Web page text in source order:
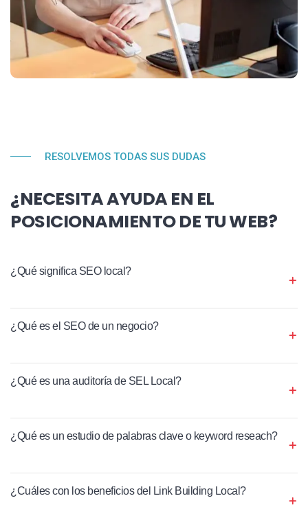
RESOLVEMOS TODAS SUS DUDAS
¿NECESITA AYUDA EN EL
POSICIONAMIENTO DE TU WEB?
¿Qué significa SEO local?
¿Qué es el SEO de un negocio?
¿Qué es una auditoría de SEL Local?
¿Qué es un estudio de palabras clave o keyword reseach?
¿Cuáles con los beneficios del Link Building Local?